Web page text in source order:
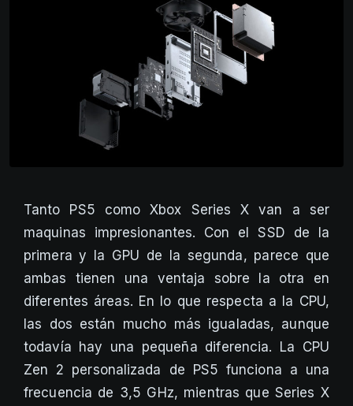
Tanto PS5 como Xbox Series X van a ser
maquinas impresionantes. Con el SSD de la
primera y la GPU de la segunda, parece que
ambas tienen una ventaja sobre la otra en
diferentes áreas. En lo que respecta a la CPU,
las dos están mucho más igualadas, aunque
todavía hay una pequeña diferencia. La CPU
Zen 2 personalizada de PS5 funciona a una
frecuencia de 3,5 GHz, mientras que Series X